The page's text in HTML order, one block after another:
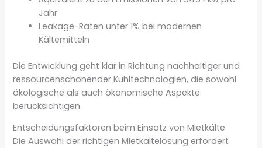
Jahr
Leakage-Raten unter 1% bei modernen
Kältemitteln
Die Entwicklung geht klar in Richtung nachhaltiger und
ressourcenschonender Kühltechnologien, die sowohl
ökologische als auch ökonomische Aspekte
berücksichtigen.
Entscheidungsfaktoren beim Einsatz von Mietkälte
Die Auswahl der richtigen Mietkältelösung erfordert